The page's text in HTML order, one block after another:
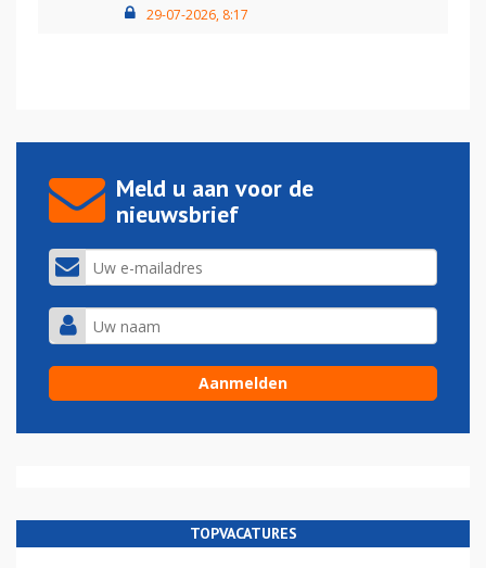
29-07-2026, 8:17
Meld u aan voor de
nieuwsbrief
TOPVACATURES